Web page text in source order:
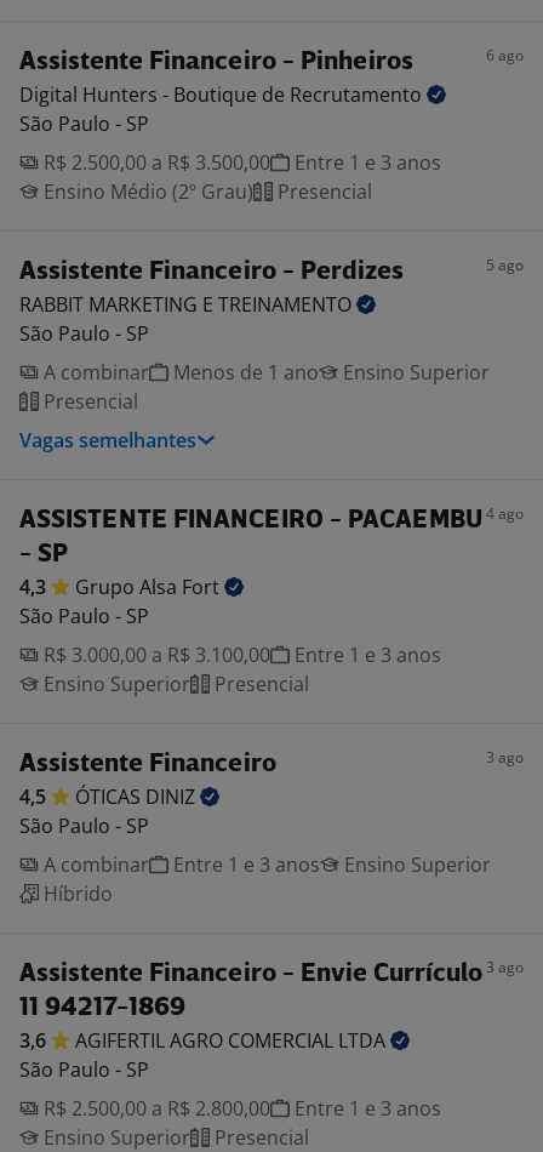
Assistente Financeiro - Pinheiros 6 ago
Digital Hunters - Boutique de Recrutamento
São Paulo - SP
R$ 2.500,00 a R$ 3.500,00
Entre 1 e 3 anos
Ensino Médio (2º Grau)
Presencial
Assistente Financeiro - Perdizes 5 ago
RABBIT MARKETING E TREINAMENTO
São Paulo - SP
A combinar
Menos de 1 ano
Ensino Superior
Presencial
Vagas semelhantes
ASSISTENTE FINANCEIRO - PACAEMBU
- SP
4 ago
4,3 Grupo Alsa Fort
São Paulo - SP
R$ 3.000,00 a R$ 3.100,00
Entre 1 e 3 anos
Ensino Superior
Presencial
Assistente Financeiro 3 ago
4,5 ÓTICAS DINIZ
São Paulo - SP
A combinar
Entre 1 e 3 anos
Ensino Superior
Híbrido
Assistente Financeiro - Envie Currículo
11 94217-1869
3 ago
3,6 AGIFERTIL AGRO COMERCIAL LTDA
São Paulo - SP
R$ 2.500,00 a R$ 2.800,00
Entre 1 e 3 anos
Ensino Superior
Presencial